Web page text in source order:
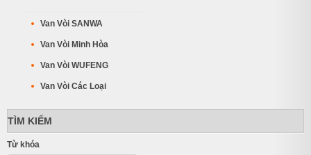
Van Vòi SANWA
Van Vòi Minh Hòa
Van Vòi WUFENG
Van Vòi Các Loại
TÌM KIẾM
Từ khóa